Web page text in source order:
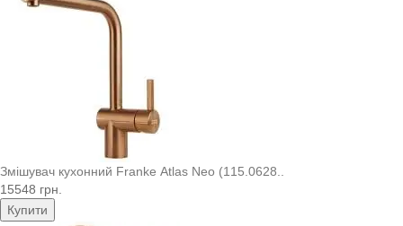
Змішувач кухонний Franke Atlas Neo (115.0628..
15548 грн.
Купити